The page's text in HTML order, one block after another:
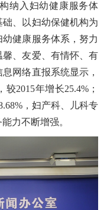
纳入妇幼健康服务体
、以妇幼保健机构为
健康服务体系，努力
、友爱、有情怀、有
网络直报系统显示，
2015年增长25.4%；
，妇产科、儿科专
力不断增强。